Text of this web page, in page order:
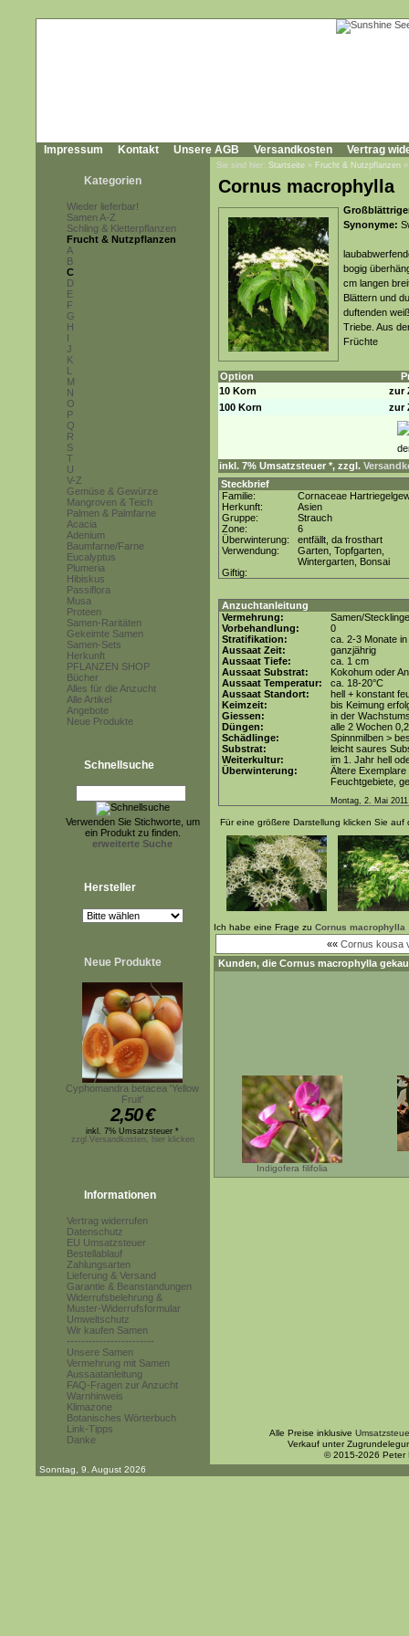
Impressum Kontakt Unsere AGB Versandkosten Vertrag
Kategorien
Wieder lieferbar!
Samen A-Z
Schling & Kletterpflanzen
Frucht & Nutzpflanzen
A
B
C
D
E
F
G
H
I
J
K
L
M
N
O
P
Q
R
S
T
U
V-Z
Gemüse & Gewürze
Mangroven & Teich
Palmen & Palmfarne
Acacia
Adenium
Baumfarne/Farne
Eucalyptus
Plumeria
Hibiskus
Passiflora
Musa
Proteen
Samen-Raritäten
Gekeimte Samen
Samen-Sets
Herkunft
PFLANZEN SHOP
Bücher
Alles für die Anzucht
Alle Artikel
Angebote
Neue Produkte
Schnellsuche
Verwenden Sie Stichworte, um
ein Produkt zu finden.
erweiterte Suche
Hersteller
Neue Produkte
Cyphomandra betacea 'Yellow
Fruit'
2,50€
inkl. 7% Umsatzsteuer *
zzgl.Versandkosten, hier klicken
Informationen
Vertrag widerrufen
Datenschutz
EU Umsatzsteuer
Bestellablauf
Zahlungsarten
Lieferung & Versand
Garantie & Beanstandungen
Widerrufsbelehrung &
Muster-Widerrufsformular
Umweltschutz
Wir kaufen Samen
------------------------
Unsere Samen
Vermehrung mit Samen
Aussaatanleitung
FAQ-Fragen zur Anzucht
Warnhinweis
Klimazone
Botanisches Wörterbuch
Link-Tipps
Danke
Sie sind hier: Startseite » Frucht & Nutzpflanzen
Cornus macrophylla
Synonyme:
bogig
cm langen
Blättern und
duftenden
Triebe. Aus
Früchte
Option
10 Korn
zur
100 Korn
zur
inkl. 7% Umsatzsteuer *, zzgl.
Steckbrief
Familie:
Cornaceae
Herkunft:
Asien
Gruppe:
Strauch
Zone:
6
Überwinterung:
entfällt, da frosthart
Verwendung:
Garten, Topfgarten,
Wintergarten, Bonsai
Giftig:
Anzuchtanleitung
Vermehrung:
Samen/Stecklinge
Vorbehandlung:
0
Stratifikation:
ca. 2-3 Monate
Aussaat Zeit:
ganzjährig
Aussaat Tiefe:
ca. 1 cm
Aussaat Substrat:
Kokohum oder
Aussaat Temperatur:
ca. 18-20°C
Aussaat Standort:
hell + konstant
Keimzeit:
bis Keimung
Giessen:
in der
Düngen:
alle 2 Wochen
Schädlinge:
Spinnmilben >
Substrat:
leicht saures
Weiterkultur:
im 1. Jahr hell
Überwinterung:
Ältere
Feuchtgebiete,
Montag, 2. Mai 2011
Für eine größere Darstellung klicken Sie auf
Ich habe eine Frage zu Cornus macrophylla
«« Cornus kousa
Kunden, die Cornus macrophylla
Indigofera filifolia
Alle Preise inklusive
Verkauf unter
© 2015-2026 Peter
Sonntag, 9. August 2026